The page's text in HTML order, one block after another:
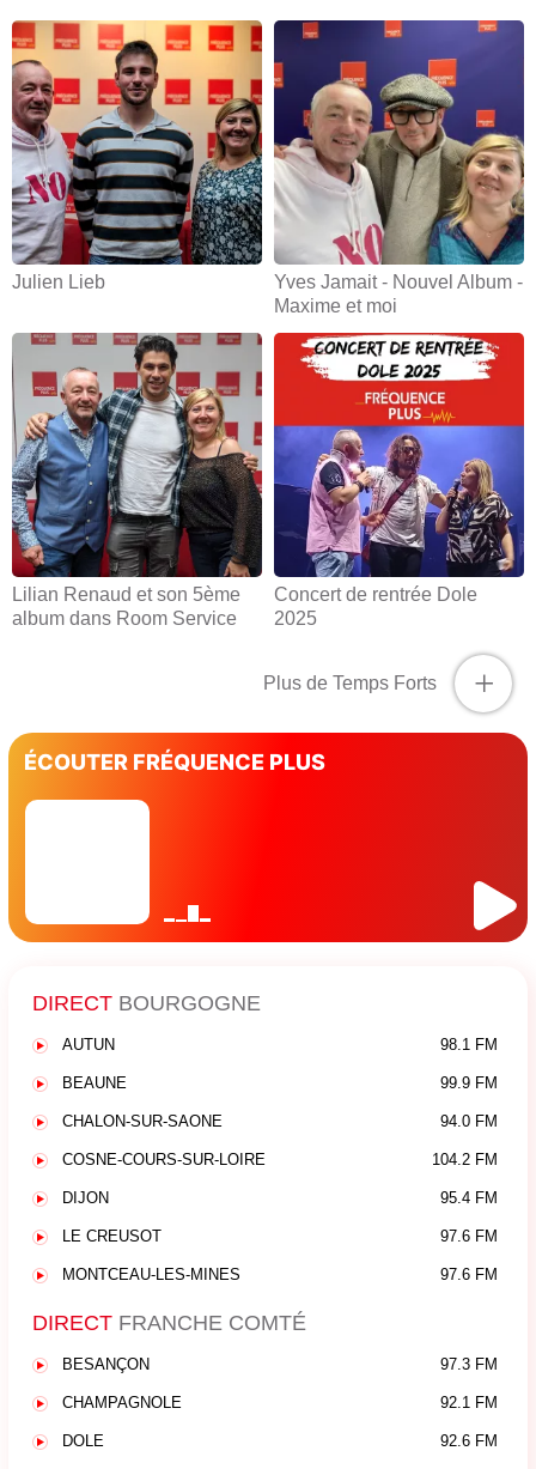
Julien Lieb
Yves Jamait - Nouvel Album -
Maxime et moi
Lilian Renaud et son 5ème
album dans Room Service
Concert de rentrée Dole
2025
+
Plus de Temps Forts
ÉCOUTER FRÉQUENCE PLUS
DIRECT BOURGOGNE
AUTUN 98.1 FM
BEAUNE 99.9 FM
CHALON-SUR-SAONE 94.0 FM
COSNE-COURS-SUR-LOIRE 104.2 FM
DIJON 95.4 FM
LE CREUSOT 97.6 FM
MONTCEAU-LES-MINES 97.6 FM
DIRECT FRANCHE COMTÉ
BESANÇON 97.3 FM
CHAMPAGNOLE 92.1 FM
DOLE 92.6 FM